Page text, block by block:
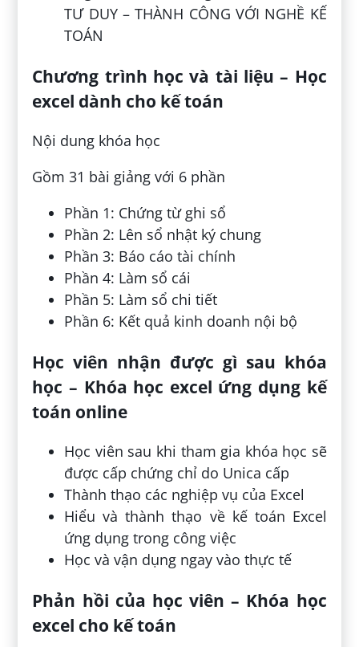
TƯ DUY – THÀNH CÔNG VỚI NGHỀ KẾ
TOÁN
Chương trình học và tài liệu – Học
excel dành cho kế toán
Nội dung khóa học
Gồm 31 bài giảng với 6 phần
Phần 1: Chứng từ ghi sổ
Phần 2: Lên sổ nhật ký chung
Phần 3: Báo cáo tài chính
Phần 4: Làm sổ cái
Phần 5: Làm sổ chi tiết
Phần 6: Kết quả kinh doanh nội bộ
Học viên nhận được gì sau khóa
học – Khóa học excel ứng dụng kế
toán online
Học viên sau khi tham gia khóa học sẽ
được cấp chứng chỉ do Unica cấp
Thành thạo các nghiệp vụ của Excel
Hiểu và thành thạo về kế toán Excel
ứng dụng trong công việc
Học và vận dụng ngay vào thực tế
Phản hồi của học viên – Khóa học
excel cho kế toán